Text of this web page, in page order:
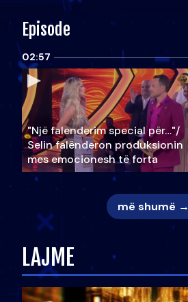
Episode
02:57
"Një falenderim special për…"/
Selin falënderon produksionin
mes emocionesh të forta
më shumë →
LAJME